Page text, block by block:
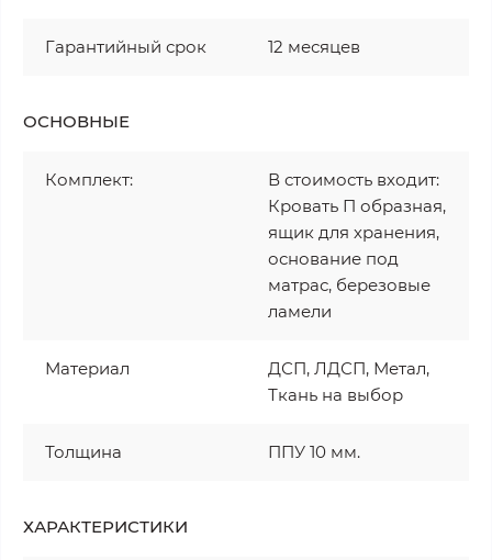
Гарантийный срок 12 месяцев
ОСНОВНЫЕ
Комплект:
В стоимость входит:
Кровать П образная,
ящик для хранения,
основание под
матрас, березовые
ламели
Материал
ДСП, ЛДСП, Метал,
Ткань на выбор
Толщина ППУ 10 мм.
ХАРАКТЕРИСТИКИ